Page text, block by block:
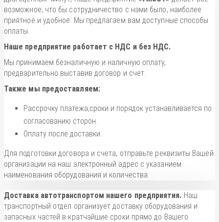
возможное, что бы сотрудничество с нами было, наиболее
приятное и удобное. Мы предлагаем вам доступные способы
оплаты.
Наше предприятие работает с НДС и без НДС.
Мы принимаем безналичную и наличную оплату,
предварительно выставив договор и счет.
Также мы предоставляем:
Рассрочку платежа,сроки и порядок устанавливается по
согласованию сторон.
Оплату после доставки.
Для подготовки договора и счета, отправьте реквизиты Вашей
организации на наш электронный адрес с указанием
наименования оборудования и количества.
Доставка автотранспортом нашего предприятия. Наш
транспортный отдел организует доставку оборудования и
запасных частей в кратчайшие сроки прямо до Вашего